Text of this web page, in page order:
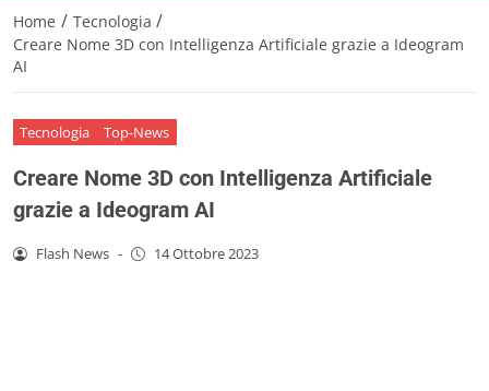
Home / Tecnologia /
Creare Nome 3D con Intelligenza Artificiale grazie a Ideogram
AI
Tecnologia Top-News
Creare Nome 3D con Intelligenza Artificiale
grazie a Ideogram AI
Flash News - 14 Ottobre 2023